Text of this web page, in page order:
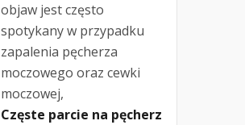
objaw jest często
spotykany w przypadku
zapalenia pęcherza
moczowego oraz cewki
moczowej,
Częste parcie na pęcherz